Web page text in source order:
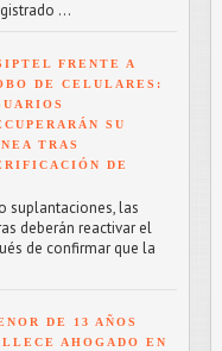
...
FRENTE A
DE CELULARES:
SU
TRAS
DE
suplantaciones, las
deberán reactivar el
de confirmar que la
DE 13 AÑOS
AHOGADO EN